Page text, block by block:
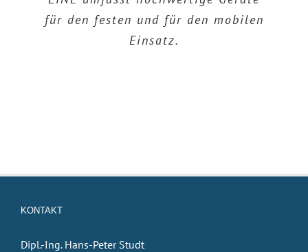
für den festen und für den mobilen
Einsatz.
KONTAKT
Dipl.-Ing. Hans-Peter Studt